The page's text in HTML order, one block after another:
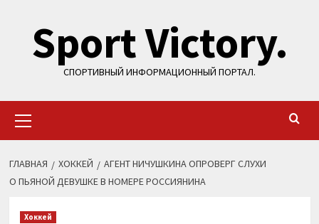
содержимому
Sport Victory.
СПОРТИВНЫЙ ИНФОРМАЦИОННЫЙ ПОРТАЛ.
меню
ГЛАВНАЯ ХОККЕЙ
АГЕНТ НИЧУШКИНА ОПРОВЕРГ СЛУХИ
О ПЬЯНОЙ ДЕВУШКЕ В НОМЕРЕ РОССИЯНИНА
Хоккей